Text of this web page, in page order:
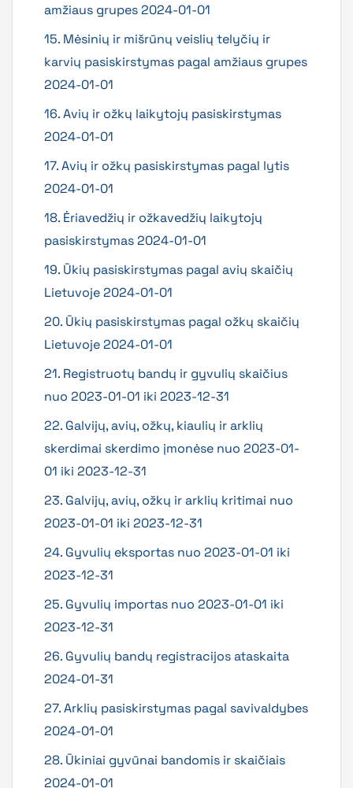
amžiaus grupes 2024-01-01
15. Mėsinių ir mišrūnų veislių telyčių ir
karvių pasiskirstymas pagal amžiaus grupes
2024-01-01
16. Avių ir ožkų laikytojų pasiskirstymas
2024-01-01
17. Avių ir ožkų pasiskirstymas pagal lytis
2024-01-01
18. Ėriavedžių ir ožkavedžių laikytojų
pasiskirstymas 2024-01-01
19. Ūkių pasiskirstymas pagal avių skaičių
Lietuvoje 2024-01-01
20. Ūkių pasiskirstymas pagal ožkų skaičių
Lietuvoje 2024-01-01
21. Registruotų bandų ir gyvulių skaičius
nuo 2023-01-01 iki 2023-12-31
22. Galvijų, avių, ožkų, kiaulių ir arklių
skerdimai skerdimo įmonėse nuo 2023-01-
01 iki 2023-12-31
23. Galvijų, avių, ožkų ir arklių kritimai nuo
2023-01-01 iki 2023-12-31
24. Gyvulių eksportas nuo 2023-01-01 iki
2023-12-31
25. Gyvulių importas nuo 2023-01-01 iki
2023-12-31
26. Gyvulių bandų registracijos ataskaita
2024-01-31
27. Arklių pasiskirstymas pagal savivaldybes
2024-01-01
28. Ūkiniai gyvūnai bandomis ir skaičiais
2024-01-01